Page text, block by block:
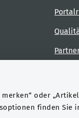
oder
finden Sie